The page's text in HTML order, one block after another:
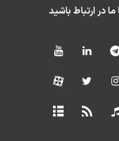
ما در ارتباط باشید